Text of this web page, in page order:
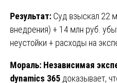
Результат: Суд взыскал 22
внедрения) + 14 млн руб.
неустойки + расходы на
Мораль: Независимая
dynamics 365 доказывает,